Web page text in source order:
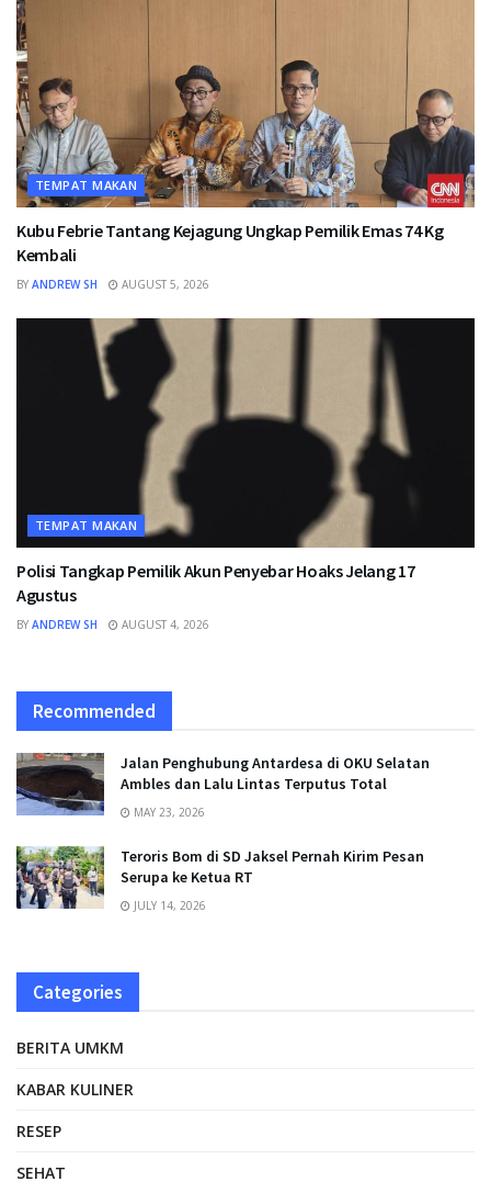
TEMPAT MAKAN
Kubu Febrie Tantang Kejagung Ungkap Pemilik Emas 74 Kg
Kembali
BY ANDREW SH AUGUST 5, 2026
TEMPAT MAKAN
Polisi Tangkap Pemilik Akun Penyebar Hoaks Jelang 17
Agustus
BY ANDREW SH AUGUST 4, 2026
Recommended
Jalan Penghubung Antardesa di OKU Selatan
Ambles dan Lalu Lintas Terputus Total
MAY 23, 2026
Teroris Bom di SD Jaksel Pernah Kirim Pesan
Serupa ke Ketua RT
JULY 14, 2026
Categories
BERITA UMKM
KABAR KULINER
RESEP
SEHAT